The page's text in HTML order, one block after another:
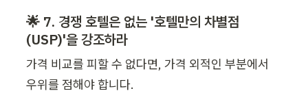
🌟 7. 경쟁 호텔은 없는 '호텔만의 차별점
(USP)'을 강조하라
가격 비교를 피할 수 없다면, 가격 외적인 부분에서
우위를 점해야 합니다.